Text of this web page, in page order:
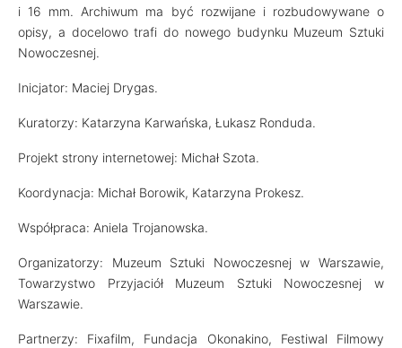
i 16 mm. Archiwum ma być rozwijane i rozbudowywane o
opisy, a docelowo trafi do nowego budynku Muzeum Sztuki
Nowoczesnej.
Inicjator: Maciej Drygas.
Kuratorzy: Katarzyna Karwańska, Łukasz Ronduda.
Projekt strony internetowej: Michał Szota.
Koordynacja: Michał Borowik, Katarzyna Prokesz.
Współpraca: Aniela Trojanowska.
Organizatorzy: Muzeum Sztuki Nowoczesnej w Warszawie,
Towarzystwo Przyjaciół Muzeum Sztuki Nowoczesnej w
Warszawie.
Partnerzy: Fixafilm, Fundacja Okonakino, Festiwal Filmowy